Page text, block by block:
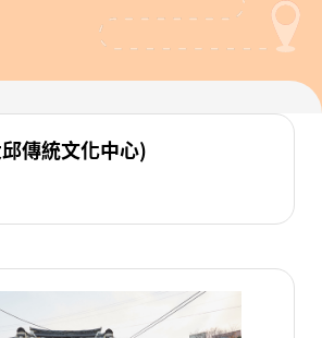
傳統文化中心)